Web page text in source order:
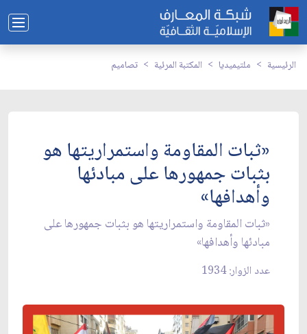
الرئيسية ملتيميديا المكتبة المرئية تصاميم
«ثبات المقاومة واستمراريتها هو
بثبات جمهورها على مبادئها
وأهدافها»
«ثبات المقاومة واستمراريتها هو بثبات جمهورها على
مبادئها وأهدافها»
عدد الزوار: 1934